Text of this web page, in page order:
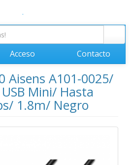
.
Acceso Contacto
Aisens A101-0025/
Mini/ Hasta
1.8m/ Negro